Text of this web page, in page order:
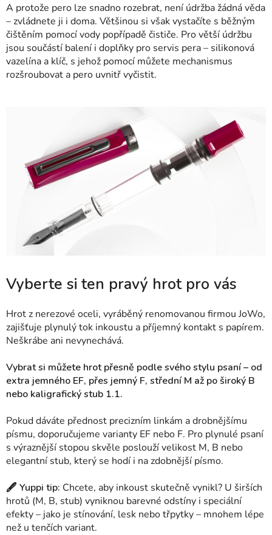
A protože pero lze snadno rozebrat, není údržba žádná věda
– zvládnete ji i doma. Většinou si však vystačíte s běžným
čištěním pomocí vody popřípadě čističe. Pro větší údržbu
jsou součástí balení i doplňky pro servis pera – silikonová
vazelína a klíč, s jehož pomocí můžete mechanismus
rozšroubovat a pero uvnitř vyčistit.
Vyberte si ten pravý hrot pro vás
Hrot z nerezové oceli, vyráběný renomovanou firmou JoWo,
zajišťuje plynulý tok inkoustu a příjemný kontakt s papírem.
Neškrábe ani nevynechává.
Vybrat si můžete hrot přesně podle svého stylu psaní – od
extra jemného EF, přes jemný F, střední M až po široký B
nebo kaligrafický stub 1.1.
Pokud dáváte přednost precizním linkám a drobnějšímu
písmu, doporučujeme varianty EF nebo F. Pro plynulé psaní
s výraznější stopou skvěle poslouží velikost M, B nebo
elegantní stub, který se hodí i na zdobnější písmo.
🖋 Yuppi tip: Chcete, aby inkoust skutečně vynikl? U širších
hrotů (M, B, stub) vyniknou barevné odstíny i speciální
efekty – jako je stínování, lesk nebo třpytky – mnohem lépe
než u tenčích variant.